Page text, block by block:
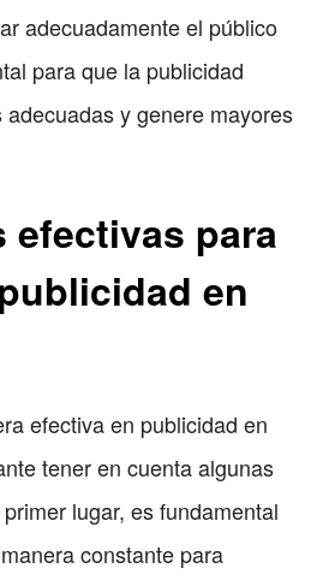
adecuadamente el público
para que la publicidad
y genere mayores
efectivas para
en
efectiva en publicidad en
tener en cuenta algunas
lugar, es fundamental
constante para